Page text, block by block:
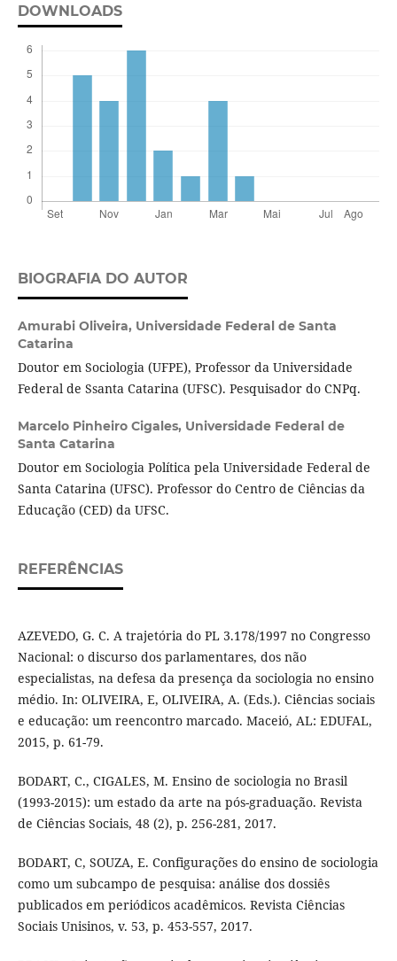
DOWNLOADS
BIOGRAFIA DO AUTOR
Amurabi Oliveira, Universidade Federal de Santa
Catarina
Doutor em Sociologia (UFPE), Professor da Universidade
Federal de Ssanta Catarina (UFSC). Pesquisador do CNPq.
Marcelo Pinheiro Cigales, Universidade Federal de
Santa Catarina
Doutor em Sociologia Política pela Universidade Federal de
Santa Catarina (UFSC). Professor do Centro de Ciências da
Educação (CED) da UFSC.
REFERÊNCIAS
AZEVEDO, G. C. A trajetória do PL 3.178/1997 no Congresso
Nacional: o discurso dos parlamentares, dos não
especialistas, na defesa da presença da sociologia no ensino
médio. In: OLIVEIRA, E, OLIVEIRA, A. (Eds.). Ciências sociais
e educação: um reencontro marcado. Maceió, AL: EDUFAL,
2015, p. 61-79.
BODART, C., CIGALES, M. Ensino de sociologia no Brasil
(1993-2015): um estado da arte na pós-graduação. Revista
de Ciências Sociais, 48 (2), p. 256-281, 2017.
BODART, C, SOUZA, E. Configurações do ensino de sociologia
como um subcampo de pesquisa: análise dos dossiês
publicados em periódicos acadêmicos. Revista Ciências
Sociais Unisinos, v. 53, p. 453-557, 2017.